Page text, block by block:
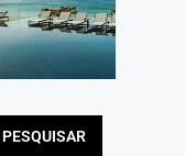
PESQUISAR